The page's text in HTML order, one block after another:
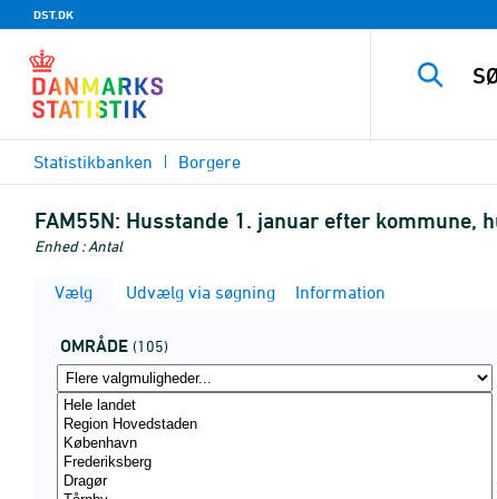
DST.DK
Statistikbanken Borgere
FAM55N: Husstande 1. januar efter kommune,
Enhed : Antal
Vælg
Udvælg via søgning Information
OMRÅDE (105)